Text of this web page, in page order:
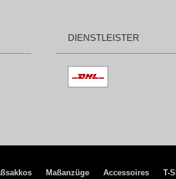
DIENSTLEISTER
Maßanzüge Accessoires T-